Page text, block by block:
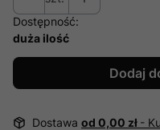
Dostępność:
duża ilość
Dodaj
Dostawa od 0,00 zł -